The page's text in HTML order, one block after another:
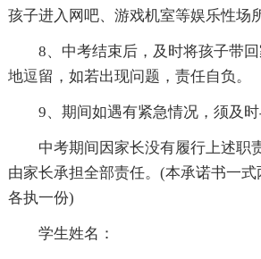
孩子进入网吧、游戏机室等娱乐性场
8、中考结束后，及时将孩子带
地逗留，如若出现问题，责任自负。
9、期间如遇有紧急情况，须及时
中考期间因家长没有履行上述职
由家长承担全部责任。(本承诺书一
各执一份)
学生姓名：